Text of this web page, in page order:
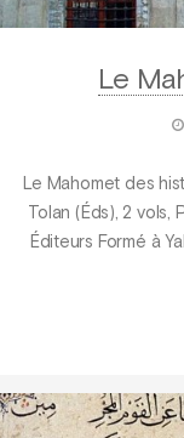
Le
Le Mahomet des
Tolan (Éds), 2
Éditeurs Formé à